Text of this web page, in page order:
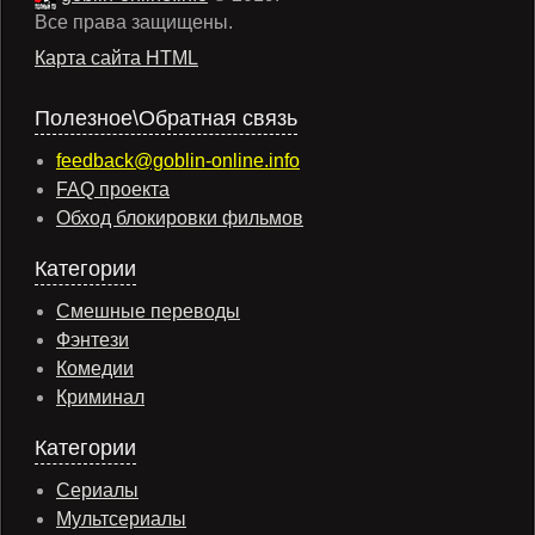
Все права защищены.
Карта сайта HTML
Полезное\Обратная связь
feedback@goblin-online.info
FAQ проекта
Обход блокировки фильмов
Категории
Смешные переводы
Фэнтези
Комедии
Криминал
Категории
Сериалы
Мультсериалы